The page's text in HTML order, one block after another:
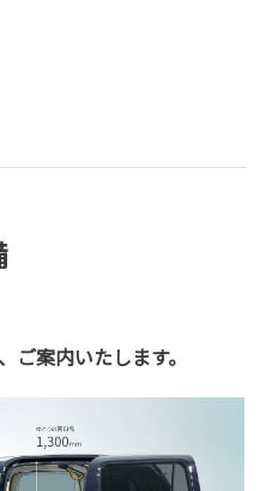
ご案内いたします。